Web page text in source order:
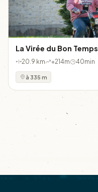
La Virée du Bon Temps
20.9 km +214m 40min
à 335 m